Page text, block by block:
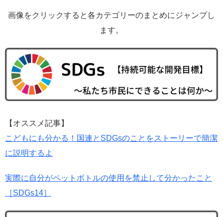
画像をクリックすると各カテゴリーのまとめにジャンプし
ます。
【オススメ記事】
こどもにも分かる！国連とSDGsのことをストーリーで簡潔
に説明するよ
実際に自分がペットボトルの使用を禁止して分かったこと
［SDGs14］